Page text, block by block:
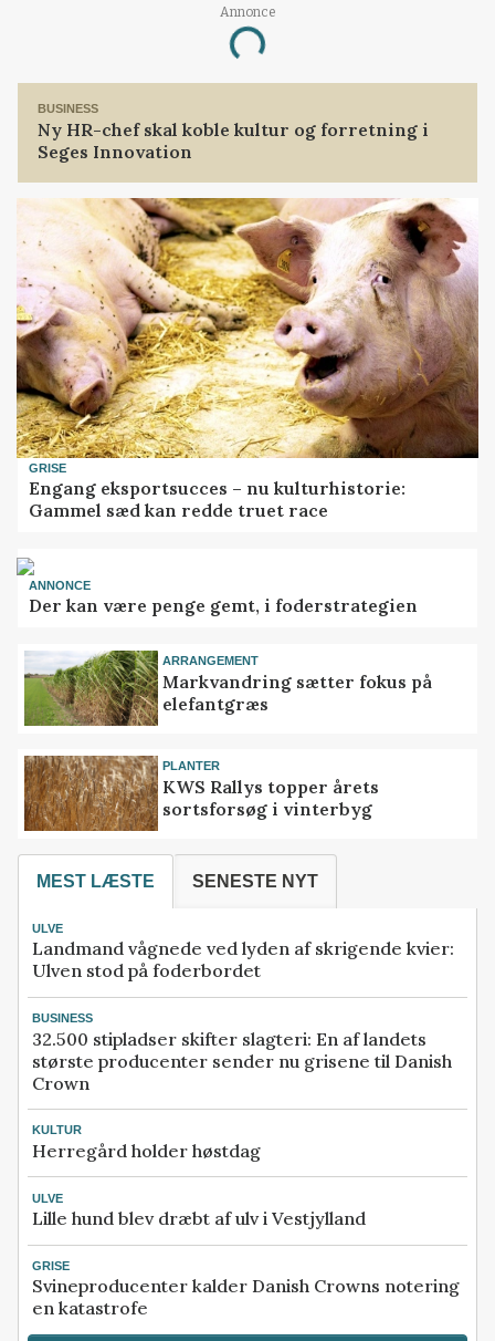
Annonce
Loading...
BUSINESS
Ny HR-chef skal koble kultur og forretning i
Seges Innovation
GRISE
Engang eksportsucces – nu kulturhistorie:
Gammel sæd kan redde truet race
ANNONCE
Der kan være penge gemt, i foderstrategien
ARRANGEMENT
Markvandring sætter fokus på
elefantgræs
PLANTER
KWS Rallys topper årets
sortsforsøg i vinterbyg
MEST LÆSTE SENESTE NYT
ULVE
Landmand vågnede ved lyden af skrigende kvier:
Ulven stod på foderbordet
BUSINESS
32.500 stipladser skifter slagteri: En af landets
største producenter sender nu grisene til Danish
Crown
KULTUR
Herregård holder høstdag
ULVE
Lille hund blev dræbt af ulv i Vestjylland
GRISE
Svineproducenter kalder Danish Crowns notering
en katastrofe